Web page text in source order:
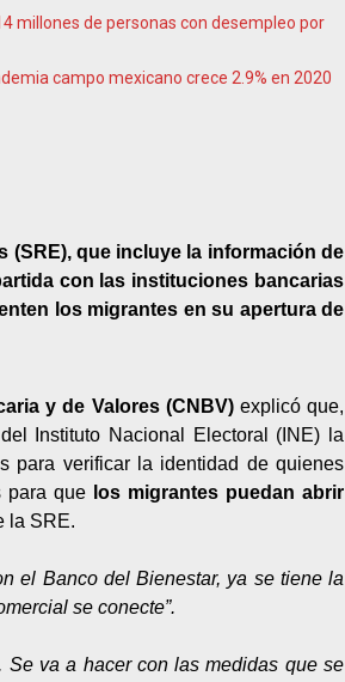
millones de personas con desempleo por
campo mexicano crece 2.9% en 2020
(SRE), que incluye la información de
con las instituciones bancarias
los migrantes en su apertura de
y de Valores (CNBV)explicó que,
Instituto Nacional Electoral (INE) la
para verificar la identidad de quienes
para que los migrantes puedan abrir
la SRE.
el Banco del Bienestar, ya se tiene la
se conecte”.
Se va a hacer con las medidas que se